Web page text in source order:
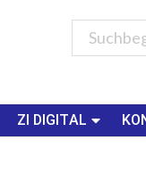
ZI DIGITAL